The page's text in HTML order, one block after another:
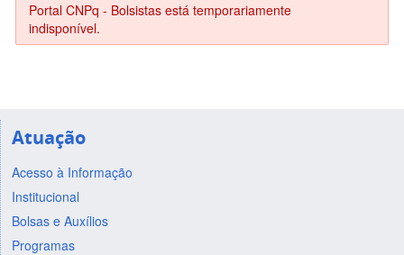
Portal CNPq - Bolsistas está temporariamente
indisponível.
Atuação
Acesso à Informação
Institucional
Bolsas e Auxílios
Programas